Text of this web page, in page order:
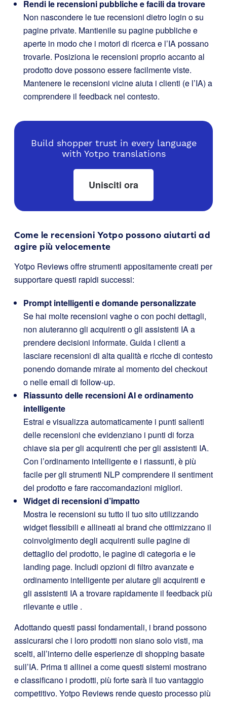
Rendi le recensioni pubbliche e facili da trovare
Non nascondere le tue recensioni dietro login o su
pagine private. Mantienile su pagine pubbliche e
aperte in modo che i motori di ricerca e l’IA possano
trovarle. Posiziona le recensioni proprio accanto al
prodotto dove possono essere facilmente viste.
Mantenere le recensioni vicine aiuta i clienti (e l’IA) a
comprendere il feedback nel contesto.
Build shopper trust in every language
with Yotpo translations
Unisciti ora
Come le recensioni Yotpo possono aiutarti ad
agire più velocemente
Yotpo Reviews offre strumenti appositamente creati per
supportare questi rapidi successi:
Prompt intelligenti e domande personalizzate
Se hai molte recensioni vaghe o con pochi dettagli,
non aiuteranno gli acquirenti o gli assistenti IA a
prendere decisioni informate. Guida i clienti a
lasciare recensioni di alta qualità e ricche di contesto
ponendo domande mirate al momento del checkout
o nelle email di follow-up.
Riassunto delle recensioni AI e ordinamento
intelligente
Estrai e visualizza automaticamente i punti salienti
delle recensioni che evidenziano i punti di forza
chiave sia per gli acquirenti che per gli assistenti IA.
Con l’ordinamento intelligente e i riassunti, è più
facile per gli strumenti NLP comprendere il sentiment
del prodotto e fare raccomandazioni migliori.
Widget di recensioni d’impatto
Mostra le recensioni su tutto il tuo sito utilizzando
widget flessibili e allineati al brand che ottimizzano il
coinvolgimento degli acquirenti sulle pagine di
dettaglio del prodotto, le pagine di categoria e le
landing page. Includi opzioni di filtro avanzate e
ordinamento intelligente per aiutare gli acquirenti e
gli assistenti IA a trovare rapidamente il feedback più
rilevante e utile .
Adottando questi passi fondamentali, i brand possono
assicurarsi che i loro prodotti non siano solo visti, ma
scelti, all’interno delle esperienze di shopping basate
sull’IA. Prima ti allinei a come questi sistemi mostrano
e classificano i prodotti, più forte sarà il tuo vantaggio
competitivo. Yotpo Reviews rende questo processo più